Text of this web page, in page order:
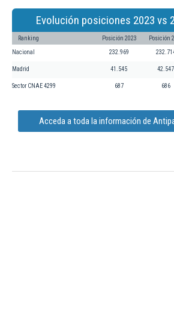
Evolución posiciones 2023 vs
Ranking Posición 2023 Posición
Nacional 232.969
Madrid 41.545 42.547
Sector CNAE 4299 687 686
Acceda a toda la información de